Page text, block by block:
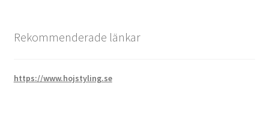
Rekommenderade länkar
https://www.hojstyling.se